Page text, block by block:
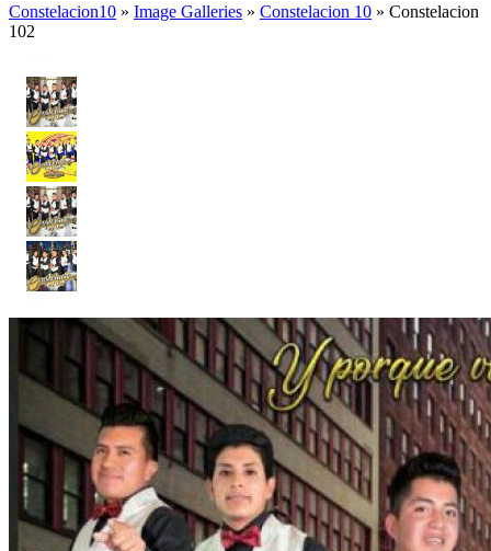
Constelacion10 » Image Galleries » Constelacion 10 » Constelacion
102